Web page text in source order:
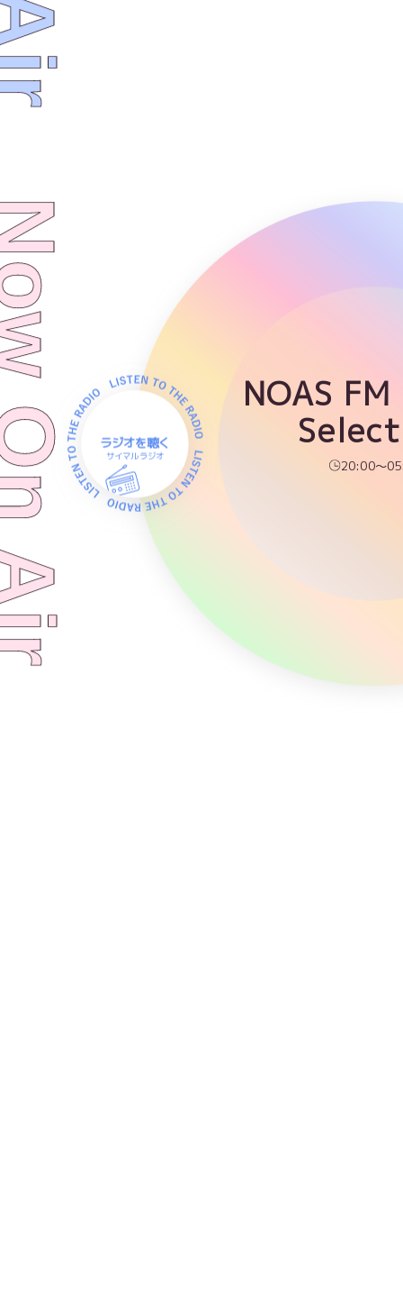
NOAS FM
20:00～
ラジオを聴く
サイマルラジオ
Air